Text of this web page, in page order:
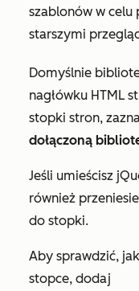
szablonów w
starszymi
Domyślnie
nagłówku HTML
stopki stron,
dołączoną
Jeśli umieścisz
również
do stopki.
Aby sprawdzić,
stopce, dodaj